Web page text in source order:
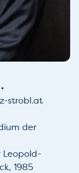
strobl.at
der
Leopold-
1985